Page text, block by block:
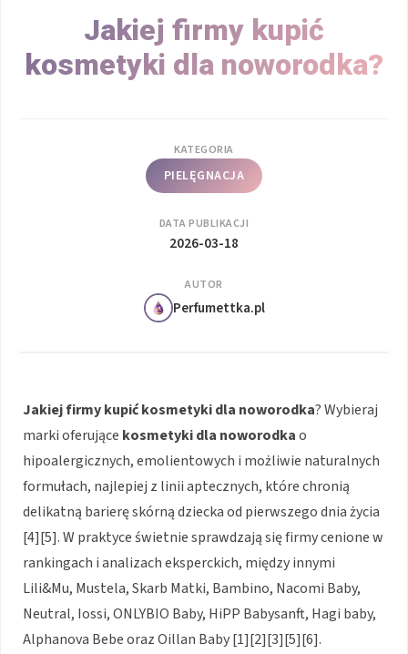
Jakiej firmy kupić
kosmetyki dla noworodka?
KATEGORIA
PIELĘGNACJA
DATA PUBLIKACJI
2026-03-18
AUTOR
Perfumettka.pl
Jakiej firmy kupić kosmetyki dla noworodka? Wybieraj
marki oferujące kosmetyki dla noworodkao
hipoalergicznych, emolientowych i możliwie naturalnych
formułach, najlepiej z linii aptecznych, które chronią
delikatną barierę skórną dziecka od pierwszego dnia życia
[4][5]. W praktyce świetnie sprawdzają się firmy cenione w
rankingach i analizach eksperckich, między innymi
Lili&Mu, Mustela, Skarb Matki, Bambino, Nacomi Baby,
Neutral, Iossi, ONLYBIO Baby, HiPP Babysanft, Hagi baby,
Alphanova Bebe oraz Oillan Baby [1][2][3][5][6].